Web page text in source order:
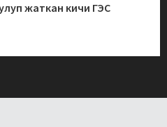
жаткан кичи ГЭС